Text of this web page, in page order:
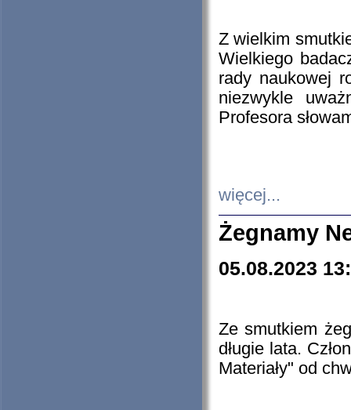
Z wielkim
Wielkiego
rady naukowej
niezwykle
Profesora
więcej...
Żegnamy
05.08.2023
Ze smutkiem
długie lata.
Materiały" od